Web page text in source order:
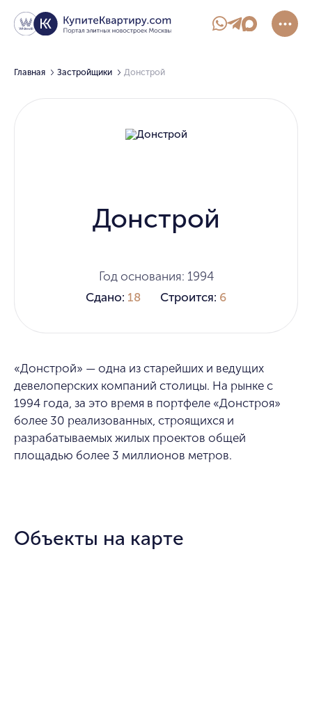
Главная Застройщики Донстрой
«Донстрой» — одна из старейших и ведущих
девелоперских компаний столицы. На рынке с
1994 года, за это время в портфеле «Донстроя»
более 30 реализованных, строящихся и
разрабатываемых жилых проектов общей
площадью более 3 миллионов метров.
Донстрой
Год основания: 1994
Сдано: 18 Строится: 6
Объекты на карте